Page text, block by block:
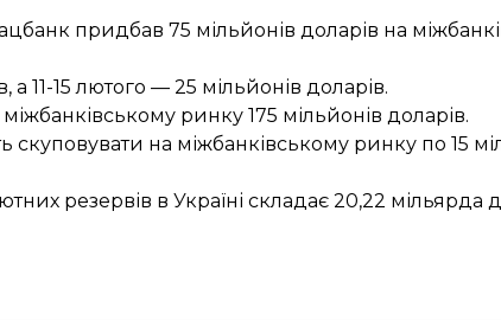
придбав 75 мільйонів доларів на
, а 11-15 лютого — 25 мільйонів доларів.
ринку 175 мільйонів доларів.
на міжбанківському ринку по 15
резервів в Україні складає 20,22 мільярда